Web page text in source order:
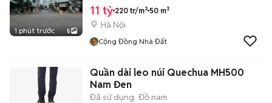
1 phút trước 5
11 tỷ 220 tr/m² 50 m²
Hà Nội
Cộng Đồng Nhà Đất
Quần dài leo núi Quechua MH500
Nam Đen
Đã sử dụng Đồ nam